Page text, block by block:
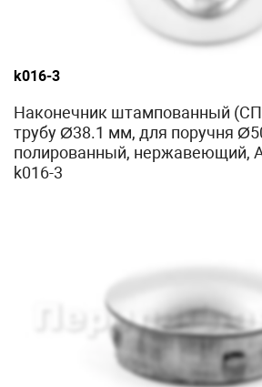
k016-3
Наконечник штампованный
трубу Ø38.1 мм, для поручня
полированный, нержавеющий,
k016-3